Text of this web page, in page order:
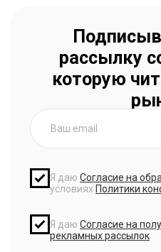
Политики
Согласие на получение
рекламных рассылок
Подписаться
Телеграм-канал